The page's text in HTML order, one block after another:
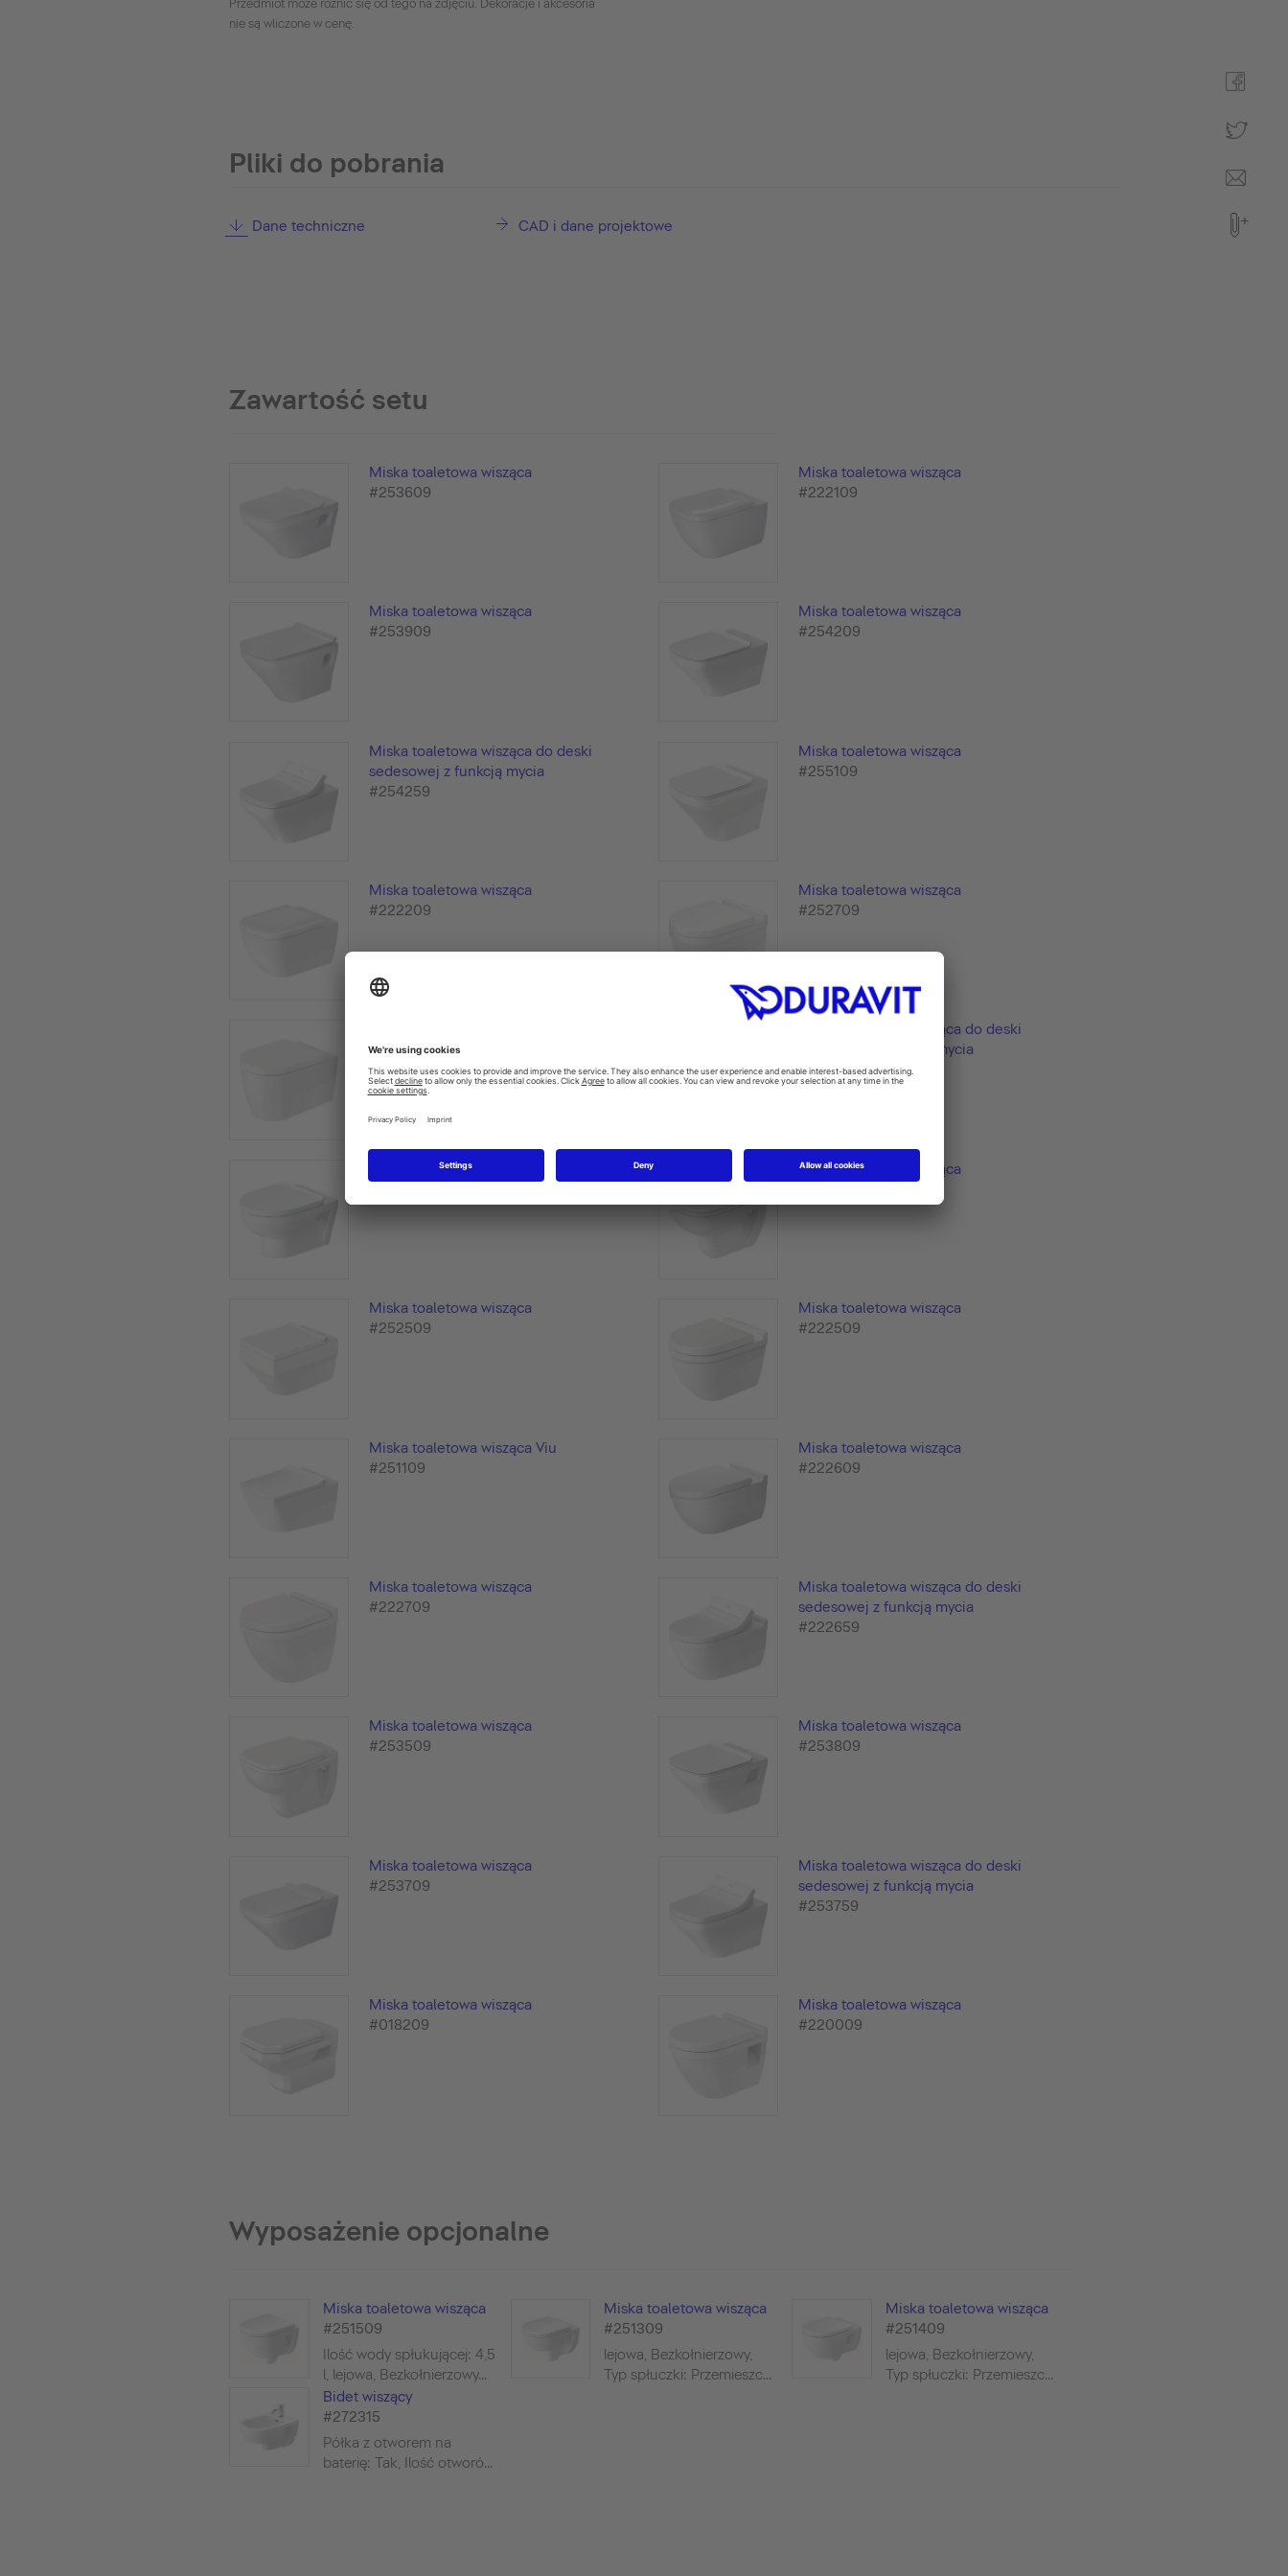
Przedmiot może różnić się od tego na zdjęciu. Dekoracje i akcesoria
nie są wliczone w cenę.
Pliki do pobrania
Dane techniczne CAD i dane projektowe
Zawartość setu
Miska toaletowa wisząca
#253609
Miska toaletowa wisząca
#222109
Miska toaletowa wisząca
#253909
Miska toaletowa wisząca
#254209
Miska toaletowa wisząca do deski
sedesowej z funkcją mycia
#254259
Miska toaletowa wisząca
#255109
Miska toaletowa wisząca
#222209
Miska toaletowa wisząca
#252709
#252909
Miska toaletowa wisząca do deski
sedesowej z funkcją mycia
#252959
Miska toaletowa wisząca
Miska toaletowa wisząca
Miska toaletowa wisząca
#252509
Miska toaletowa wisząca
#222509
Miska toaletowa wisząca Viu
#251109
Miska toaletowa wisząca
#222609
Miska toaletowa wisząca
#222709
Miska toaletowa wisząca do deski
sedesowej z funkcją mycia
#222659
Miska toaletowa wisząca
#253509
Miska toaletowa wisząca
#253809
Miska toaletowa wisząca
#253709
Miska toaletowa wisząca do deski
sedesowej z funkcją mycia
#253759
Miska toaletowa wisząca
#018209
Miska toaletowa wisząca
#220009
Wyposażenie opcjonalne
Miska toaletowa wisząca
#251509
Ilość wody spłukującej: 4,5
l, lejowa, Bezkołnierzowy...
Miska toaletowa wisząca
#251309
lejowa, Bezkołnierzowy,
Typ spłuczki: Przemieszc...
Miska toaletowa wisząca
#251409
lejowa, Bezkołnierzowy,
Typ spłuczki: Przemieszc...
Bidet wiszący
#272315
Półka z otworem na
baterię: Tak, Ilość otworó...